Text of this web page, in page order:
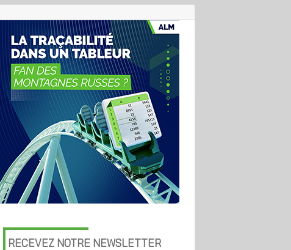
RECEVEZ NOTRE NEWSLETTER